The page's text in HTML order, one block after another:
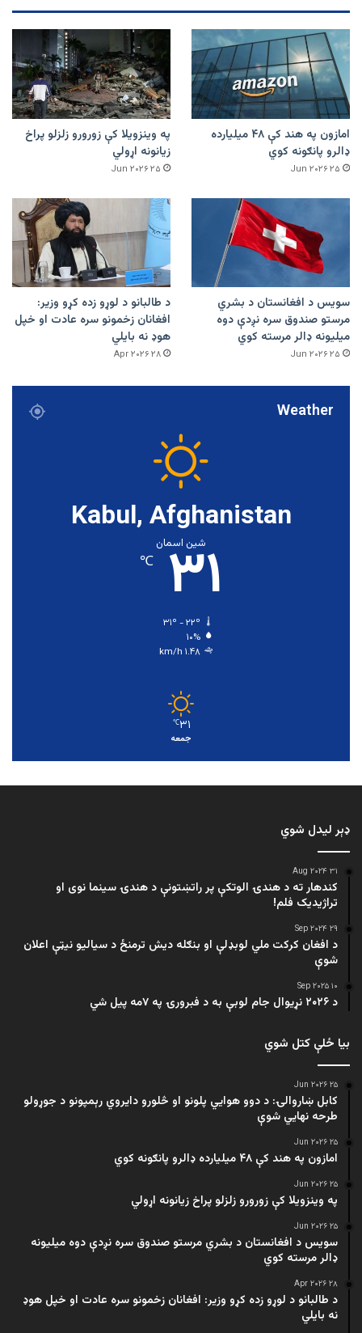
امازون په هند کې ۴۸ میلیارده
ډالرو پانګونه کوي
۲۵ Jun ۲۰۲۶
په وینزویلا کې زورورو زلزلو پراخ
زیانونه اړولي
۲۵ Jun ۲۰۲۶
سویس د افغانستان د بشري
مرستو صندوق سره نږدې دوه
میلیونه ډالر مرسته کوي
۲۵ Jun ۲۰۲۶
د طالبانو د لوړو زده کړو وزیر:
افغانان زخمونو سره عادت او خپل
هوډ نه بایلي
۲۸ Apr ۲۰۲۶
Weather
Kabul, Afghanistan
شین اسمان
۳۱ ℃
۱۰%
۱.۴۸ km/h
۳۱℃
جمعه
ډېر لیدل شوي
۳۱ Aug ۲۰۲۴
کندهار ته د هندۍ الوتکې پر راتښتونې د هندۍ سینما نوی او
تراژيديک فلم!
۲۹ Sep ۲۰۲۴
د افغان کرکت ملي لوبډلې او بنګله دیش ترمنځ د سیالیو نیټې اعلان
شوې
۱۰ Sep ۲۰۲۵
د ۲۰۲۶ نړیوال جام لوبې به د فبرورۍ په ۷مه پیل شي
بیا ځلې کتل شوي
۲۵ Jun ۲۰۲۶
کابل ښاروالۍ: د دوو هوايي پلونو او څلورو دایروي رېمپونو د جوړولو
طرحه نهایي شوې
۲۵ Jun ۲۰۲۶
امازون په هند کې ۴۸ میلیارده ډالرو پانګونه کوي
۲۵ Jun ۲۰۲۶
په وینزویلا کې زورورو زلزلو پراخ زیانونه اړولي
۲۵ Jun ۲۰۲۶
سویس د افغانستان د بشري مرستو صندوق سره نږدې دوه میلیونه
ډالر مرسته کوي
۲۸ Apr ۲۰۲۶
د طالبانو د لوړو زده کړو وزیر: افغانان زخمونو سره عادت او خپل هوډ
نه بایلي